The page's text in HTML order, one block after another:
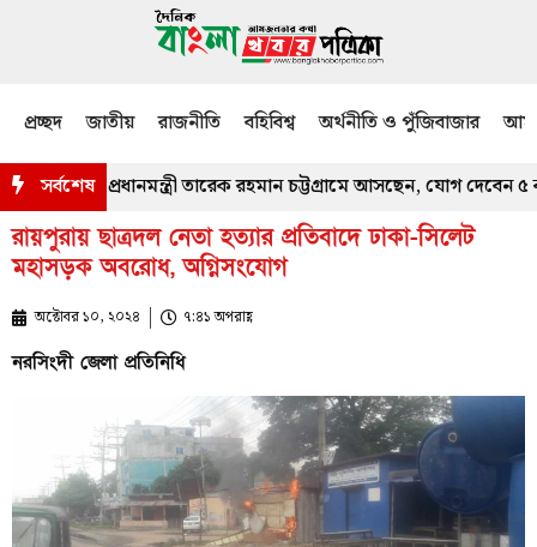
প্রচ্ছদ জাতীয় রাজনীতি বহিবিশ্ব অর্থনীতি ও পুঁজিবাজার
সর্বশেষ
নিতে প্রধানমন্ত্রী তারেক রহমান চট্টগ্রামে আসছেন, যোগ দেবেন ৫
রায়পুরায় ছাত্রদল নেতা হত্যার প্রতিবাদে ঢাকা-সিলেট
মহাসড়ক অবরোধ, অগ্নিসংযোগ
অক্টোবর ১০, ২০২৪ ৭:৪১ অপরাহ্ণ
নরসিংদী জেলা প্রতিনিধি